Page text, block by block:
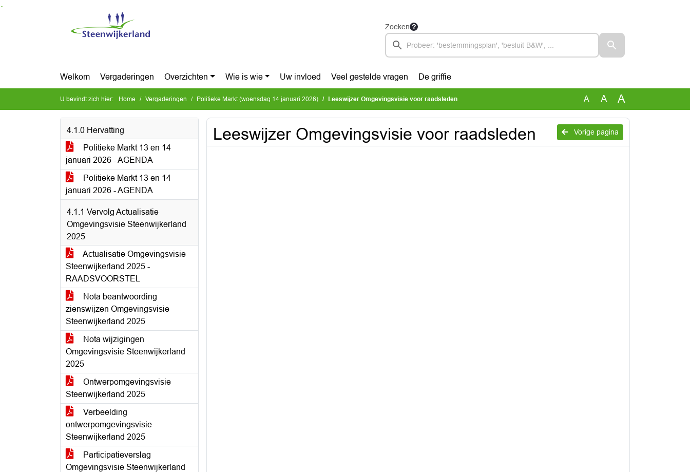
Ga naar de inhoud van deze pagina
Zoeken
Welkom Vergaderingen Overzichten Wie is wie Uw invloed Veel gestelde vragen De griffie
U bevindt zich hier: Home Vergaderingen Politieke Markt (woensdag 14 januari 2026) Leeswijzer Omgevingsvisie voor raadsleden A A A
4.1.0 Hervatting
Politieke Markt 13 en 14
januari 2026 - AGENDA
Politieke Markt 13 en 14
januari 2026 - AGENDA
4.1.1 Vervolg Actualisatie
Omgevingsvisie Steenwijkerland
2025
Actualisatie Omgevingsvisie
Steenwijkerland 2025 -
RAADSVOORSTEL
Nota beantwoording
zienswijzen Omgevingsvisie
Steenwijkerland 2025
Nota wijzigingen
Omgevingsvisie Steenwijkerland
2025
Ontwerpomgevingsvisie
Steenwijkerland 2025
Verbeelding
ontwerpomgevingsvisie
Steenwijkerland 2025
Participatieverslag
Omgevingsvisie Steenwijkerland
Vorige pagina
Leeswijzer Omgevingsvisie voor raadsleden